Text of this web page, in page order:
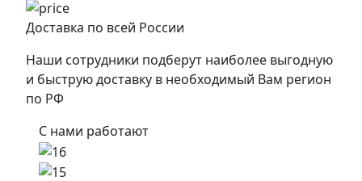
Доставка по всей России
Наши сотрудники подберут наиболее выгодную
и быструю доставку в необходимый Вам регион
по РФ
С нами работают